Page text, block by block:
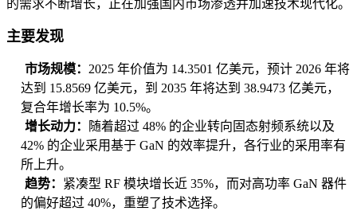
的需求不断增长，正在加强国内市场渗透并加速技术现代化。
主要发现
市场规模： 2025 年价值为 14.3501 亿美元，预计 2026 年将
达到 15.8569 亿美元，到 2035 年将达到 38.9473 亿美元，
复合年增长率为 10.5%。
增长动力：
随着超过 48% 的企业转向固态射频系统以及
42% 的企业采用基于 GaN 的效率提升，各行业的采用率有
所上升。
趋势： 紧凑型 RF 模块增长近 35%，而对高功率 GaN 器件
的偏好超过 40%，重塑了技术选择。